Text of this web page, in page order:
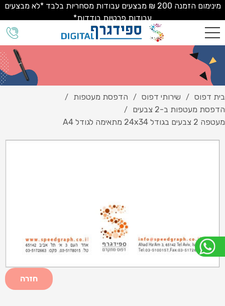
מינימום הזמנה 200 ₪ מבצעים עבודות מסחריות בלבד *לא מבצעים
עבודות פרטיות בודדות*
בית דפוס / שירותי דפוס / הדפסת מעטפות /
הדפסת מעטפות ב-2 צבעים /
מעטפה 2 צבעים בגודל 24x34 מתאימה לגודל A4
חזרה